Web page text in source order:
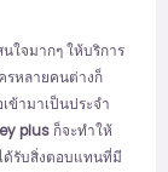
ใจมากๆ ให้บริการ
รหลายคนต่างก็
ข้ามาเป็นประจำ
plus ก็จะทำให้
ด้รับสิ่งตอบแทนที่มี